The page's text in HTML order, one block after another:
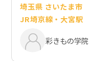
埼玉県 さいたま市
JR埼京線・大宮駅
彩きもの学院